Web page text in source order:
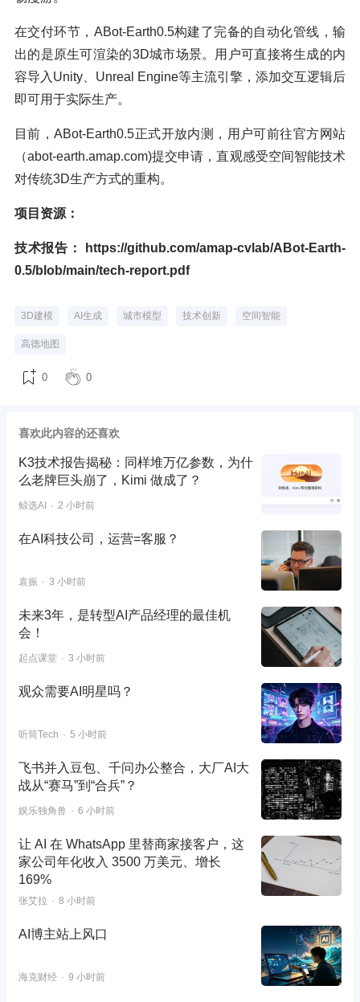
在交付环节，ABot-Earth0.5构建了完备的自动化管线，输
出的是原生可渲染的3D城市场景。用户可直接将生成的内
容导入Unity、Unreal Engine等主流引擎，添加交互逻辑后
即可用于实际生产。
目前，ABot-Earth0.5正式开放内测，用户可前往官方网站
（abot-earth.amap.com)提交申请，直观感受空间智能技术
对传统3D生产方式的重构。
项目资源：
技术报告：
https://github.com/amap-cvlab/ABot-Earth-
0.5/blob/main/tech-report.pdf
3D建模 AI生成 城市模型 技术创新 空间智能
高德地图
0 0
喜欢此内容的还喜欢
K3技术报告揭秘：同样堆万亿参数，为什
么老牌巨头崩了，Kimi 做成了？
鲸选AI 2 小时前
在AI科技公司，运营=客服？
袁振 3 小时前
未来3年，是转型AI产品经理的最佳机
会！
起点课堂 3 小时前
观众需要AI明星吗？
听筒Tech 5 小时前
飞书并入豆包、千问办公整合，大厂AI大
战从“赛马”到“合兵”？
娱乐独角兽 6 小时前
让 AI 在 WhatsApp 里替商家接客户，这
家公司年化收入 3500 万美元、增长
169%
张艾拉 8 小时前
AI博主站上风口
海克财经 9 小时前